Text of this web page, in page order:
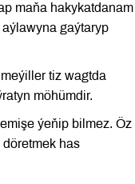
maňa hakykatdanam
gaýtaryp
tiz wagtda
möhümdir.
ýeňip bilmez. Öz
has